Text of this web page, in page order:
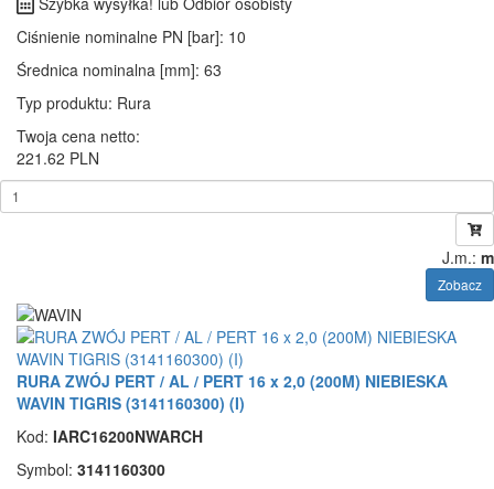
Ciśnienie nominalne PN [bar]: 10
Średnica nominalna [mm]: 63
Typ produktu: Rura
Twoja cena netto:
221.62 PLN
J.m.: m
Zobacz
RURA ZWÓJ PERT / AL / PERT 16 x 2,0 (200M) NIEBIESKA
WAVIN TIGRIS (3141160300) (I)
Kod: IARC16200NWARCH
Symbol: 3141160300